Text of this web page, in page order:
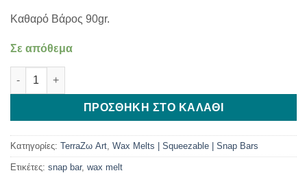
Καθαρό Βάρος 90gr.
Σε απόθεμα
Snap Bar Clean & Fresh ποσότητα
ΠΡΟΣΘΉΚΗ ΣΤΟ ΚΑΛΆΘΙ
Κατηγορίες: TerraΖω Art Wax Melts | Squeezable | Snap Bars
Ετικέτες: snap bar, wax melt